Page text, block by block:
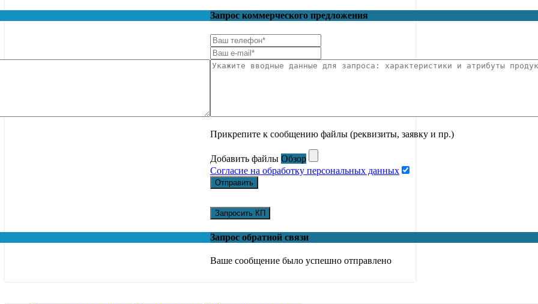
Запрос коммерческого предложения
Прикрепите к сообщению файлы (реквизиты, заявку и пр.)
Добавить файлы Обзор
Согласие на обработку персональных данных
Отправить
Запросить КП
Запрос обратной связи
Ваше сообщение было успешно отправлено